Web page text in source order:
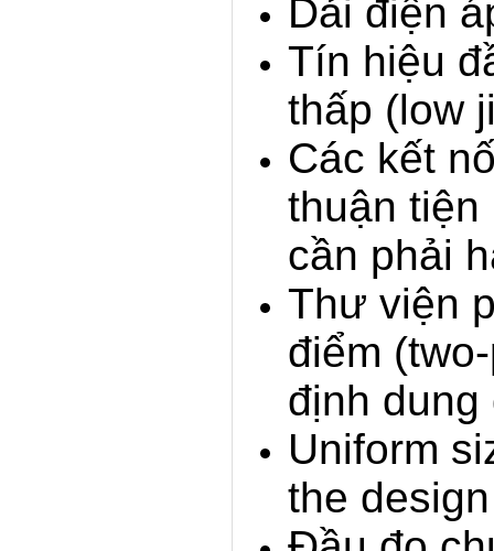
Dải điện
Tín hiệu
thấp (low
Các kết
thuận tiện
cần phải
Thư viện
điểm
định dung
Uniform
the